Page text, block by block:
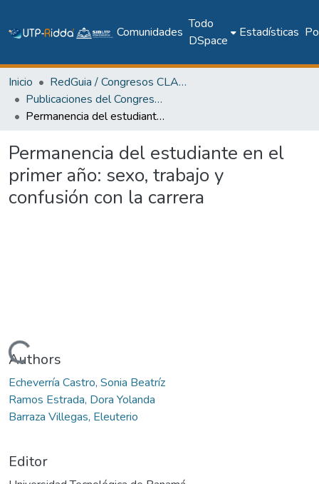
Comunidades
Todo
DSpace
Estadísticas
Inicio
RedGuia / Congresos CLABES
Publicaciones del Congreso Internacional CLABES
Permanencia del estudiante en el primer año: sexo, trabajo y confusión con la carrera
Permanencia del estudiante en el
primer año: sexo, trabajo y
confusión con la carrera
Cargando...
Authors
Echeverría Castro, Sonia Beatríz
Ramos Estrada, Dora Yolanda
Barraza Villegas, Eleuterio
Editor